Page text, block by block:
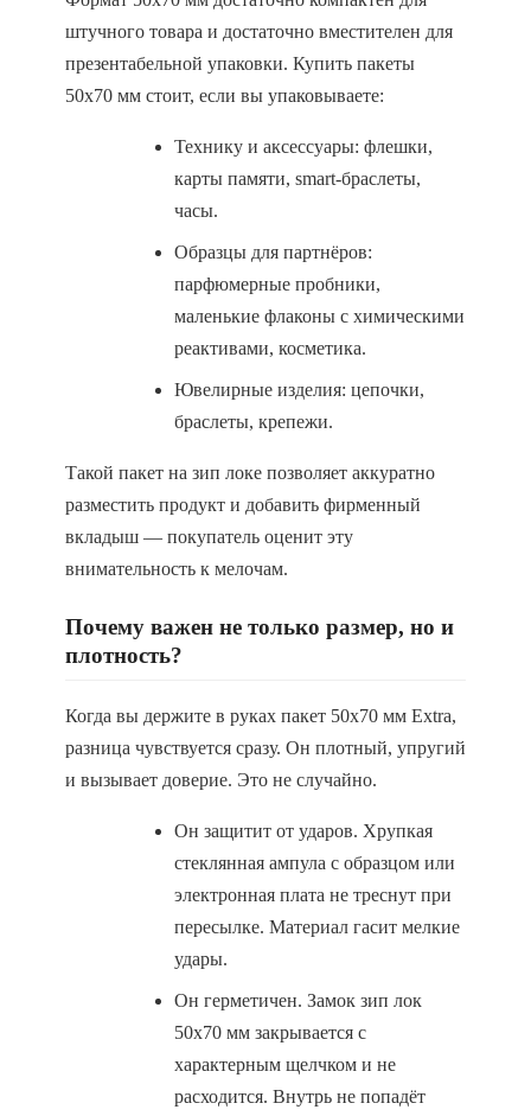
штучного товара и достаточно вместителен для
презентабельной упаковки. Купить пакеты
50х70 мм стоит, если вы упаковываете:
Технику и аксессуары: флешки,
карты памяти, smart-браслеты,
часы.
Образцы для партнёров:
парфюмерные пробники,
маленькие флаконы с химическими
реактивами, косметика.
Ювелирные изделия: цепочки,
браслеты, крепежи.
Такой пакет на зип локе позволяет аккуратно
разместить продукт и добавить фирменный
вкладыш — покупатель оценит эту
внимательность к мелочам.
Почему важен не только размер, но и
плотность?
Когда вы держите в руках пакет 50х70 мм Extra,
разница чувствуется сразу. Он плотный, упругий
и вызывает доверие. Это не случайно.
Он защитит от ударов. Хрупкая
стеклянная ампула с образцом или
электронная плата не треснут при
пересылке. Материал гасит мелкие
удары.
Он герметичен. Замок зип лок
50х70 мм закрывается с
характерным щелчком и не
расходится. Внутрь не попадёт